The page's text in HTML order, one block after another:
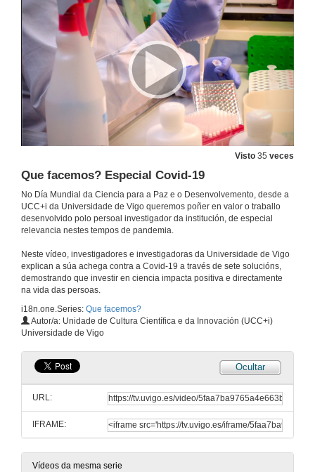
Visto 35 veces
Que facemos? Especial Covid-19
No Día Mundial da Ciencia para a Paz e o Desenvolvemento, desde a
UCC+i da Universidade de Vigo queremos poñer en valor o traballo
desenvolvido polo persoal investigador da institución, de especial
relevancia nestes tempos de pandemia.
Neste vídeo, investigadores e investigadoras da Universidade de Vigo
explican a súa achega contra a Covid-19 a través de sete solucións,
demostrando que investir en ciencia impacta positiva e directamente
na vida das persoas.
i18n.one.Series: Que facemos?
Autor/a: Unidade de Cultura Científica e da Innovación (UCC+i)
Universidade de Vigo
Ocultar
URL:
IFRAME:
Vídeos da mesma serie